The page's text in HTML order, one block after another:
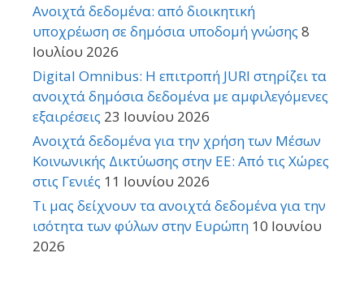
Ανοιχτά δεδομένα: από διοικητική
υποχρέωση σε δημόσια υποδομή γνώσης 8
Ιουλίου 2026
Digital Omnibus: Η επιτροπή JURI στηρίζει τα
ανοιχτά δημόσια δεδομένα με αμφιλεγόμενες
εξαιρέσεις 23 Ιουνίου 2026
Ανοιχτά δεδομένα για την χρήση των Μέσων
Κοινωνικής Δικτύωσης στην ΕΕ: Από τις Χώρες
στις Γενιές 11 Ιουνίου 2026
Τι μας δείχνουν τα ανοιχτά δεδομένα για την
ισότητα των φύλων στην Ευρώπη 10 Ιουνίου
2026